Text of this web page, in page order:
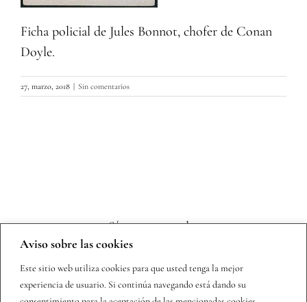
Aviso sobre las cookies
Este sitio web utiliza cookies para que usted tenga la mejor
experiencia de usuario. Si continúa navegando está dando su
Ficha policial de Jules Bonnot, chofer de Conan
Doyle.
27, marzo, 2018 Sin comentarios
Sígueme en redes